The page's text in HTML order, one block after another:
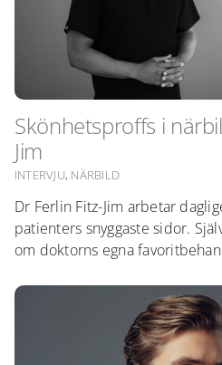
Skönhetsproffs i
Jim
INTERVJU, NÄRBILD
Dr Ferlin Fitz-Jim arbetar
patienters snyggaste sidor.
om doktorns egna